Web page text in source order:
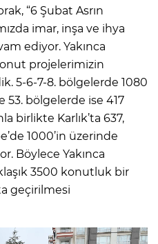
“6 Şubat Asrın
imar, inşa ve ihya
ediyor. Yakınca
projelerimizin
5-6-7-8. bölgelerde 1080
53. bölgelerde ise 417
birlikte Karlık’ta 637,
1000’in üzerinde
Böylece Yakınca
3500 konutluk bir
geçirilmesi